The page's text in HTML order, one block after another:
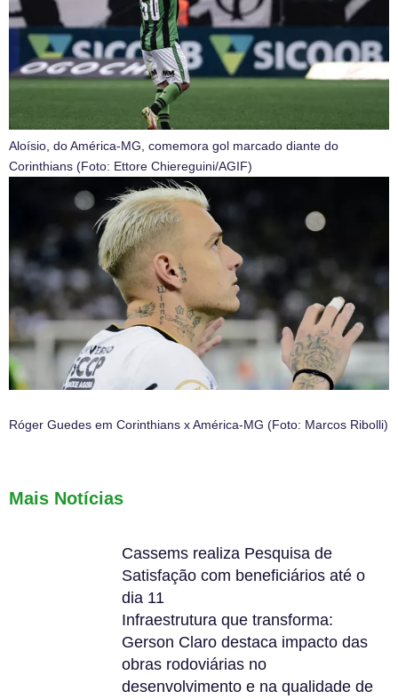
Aloísio, do América-MG, comemora gol marcado diante do
Corinthians (Foto: Ettore Chiereguini/AGIF)
Róger Guedes em Corinthians x América-MG (Foto: Marcos Ribolli)
Mais Notícias
Cassems realiza Pesquisa de
Satisfação com beneficiários até o
dia 11
Infraestrutura que transforma:
Gerson Claro destaca impacto das
obras rodoviárias no
desenvolvimento e na qualidade de